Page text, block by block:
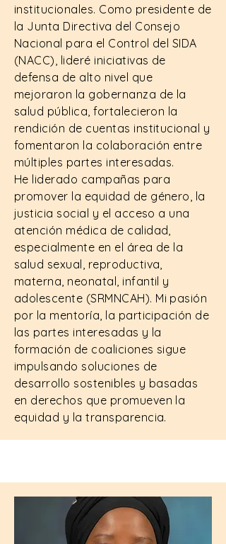
institucionales. Como presidente de
la Junta Directiva del Consejo
Nacional para el Control del SIDA
(NACC), lideré iniciativas de
defensa de alto nivel que
mejoraron la gobernanza de la
salud pública, fortalecieron la
rendición de cuentas institucional y
fomentaron la colaboración entre
múltiples partes interesadas.
He liderado campañas para
promover la equidad de género, la
justicia social y el acceso a una
atención médica de calidad,
especialmente en el área de la
salud sexual, reproductiva,
materna, neonatal, infantil y
adolescente (SRMNCAH). Mi pasión
por la mentoría, la participación de
las partes interesadas y la
formación de coaliciones sigue
impulsando soluciones de
desarrollo sostenibles y basadas
en derechos que promueven la
equidad y la transparencia.